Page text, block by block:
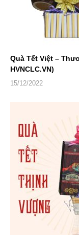
Quà Tết Việt –
HVNCLC.VN)
15/12/2022